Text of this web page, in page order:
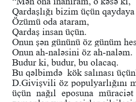
Qardaşlığı bizim üçün qaydaya
Özümü oda ataram,
Qardaş insan üçün.
Onun şən gününü öz günüm
Onun ah-naləsini öz ah-naləm.
Budur ki, budur, bu olacaq.
Bu qəlbimdə kök salınası
D.Givişvili öz populyarlığını
üçün nağıl eposuna